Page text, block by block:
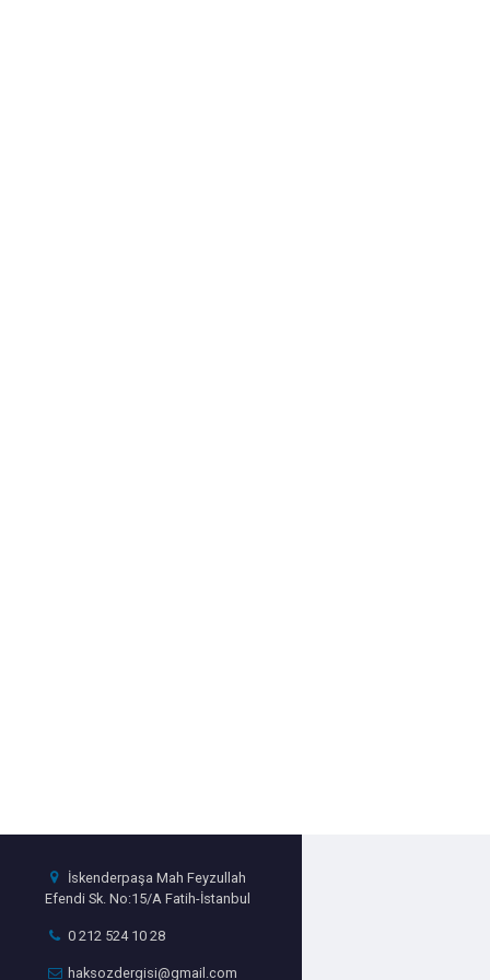
İskenderpaşa Mah Feyzullah
Efendi Sk. No:15/A Fatih-İstanbul
0 212 524 10 28
haksozdergisi@gmail.com